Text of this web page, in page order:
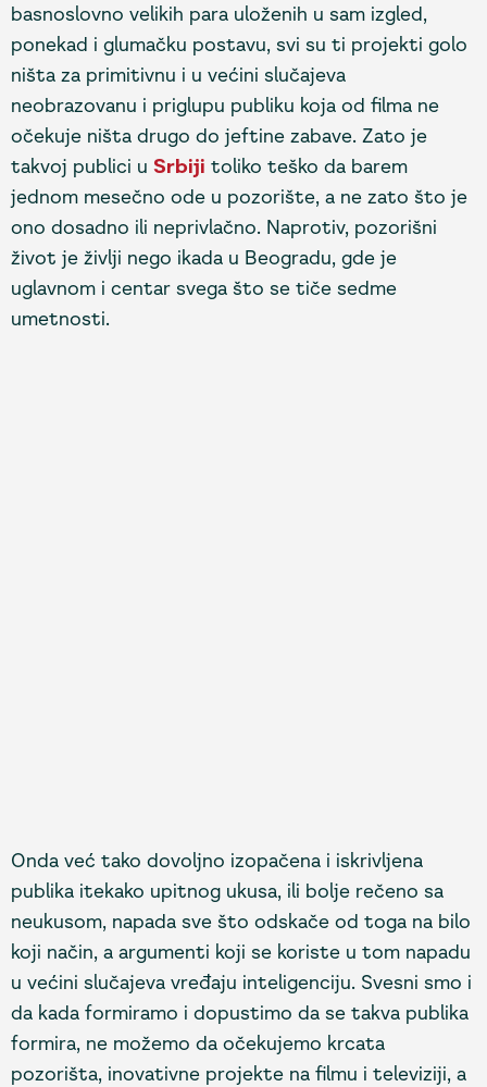
basnoslovno velikih para uloženih u sam izgled,
ponekad i glumačku postavu, svi su ti projekti golo
ništa za primitivnu i u većini slučajeva
neobrazovanu i priglupu publiku koja od filma ne
očekuje ništa drugo do jeftine zabave. Zato je
takvoj publici u Srbiji toliko teško da barem
jednom mesečno ode u pozorište, a ne zato što je
ono dosadno ili neprivlačno. Naprotiv, pozorišni
život je življi nego ikada u Beogradu, gde je
uglavnom i centar svega što se tiče sedme
umetnosti.
Onda već tako dovoljno izopačena i iskrivljena
publika itekako upitnog ukusa, ili bolje rečeno sa
neukusom, napada sve što odskače od toga na bilo
koji način, a argumenti koji se koriste u tom napadu
u većini slučajeva vređaju inteligenciju. Svesni smo i
da kada formiramo i dopustimo da se takva publika
formira, ne možemo da očekujemo krcata
pozorišta, inovativne projekte na filmu i televiziji, a